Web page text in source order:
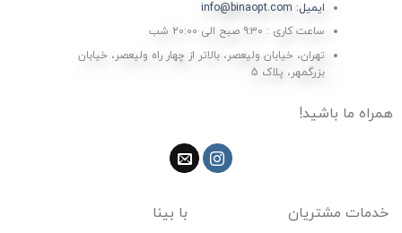
ایمیل: info@binaopt.com
ساعت کاری : ۹:۳۰ صبح الی 20:00 شب
تهران، خیابان ولیعصر، بالاتر از چهار راه ولیعصر، خیابان
بزرگمهر، پلاک 5
همراه ما باشید!
خدمات مشتریان با بینا